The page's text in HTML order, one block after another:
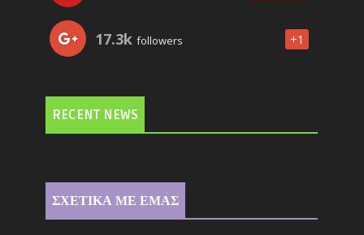
17.3k followers +1
RECENT NEWS
ΣΧΕΤΙΚΑ ΜΕ ΕΜΑΣ